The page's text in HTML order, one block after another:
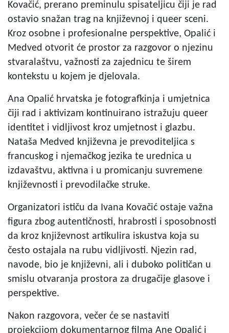
Kovačić, prerano preminulu spisateljicu čiji je rad
ostavio snažan trag na književnoj i queer sceni.
Kroz osobne i profesionalne perspektive, Opalić i
Medved otvorit će prostor za razgovor o njezinu
stvaralaštvu, važnosti za zajednicu te širem
kontekstu u kojem je djelovala.
Ana Opalić hrvatska je fotografkinja i umjetnica
čiji rad i aktivizam kontinuirano istražuju queer
identitet i vidljivost kroz umjetnost i glazbu.
Nataša Medved književna je prevoditeljica s
francuskog i njemačkog jezika te urednica u
izdavaštvu, aktivna i u promicanju suvremene
književnosti i prevodilačke struke.
Organizatori ističu da Ivana Kovačić ostaje važna
figura zbog autentičnosti, hrabrosti i sposobnosti
da kroz književnost artikulira iskustva koja su
često ostajala na rubu vidljivosti. Njezin rad,
navode, bio je književni, ali i duboko političan u
smislu otvaranja prostora za drugačije glasove i
perspektive.
Nakon razgovora, večer će se nastaviti
projekcijom dokumentarnog filma Ane Opalić i